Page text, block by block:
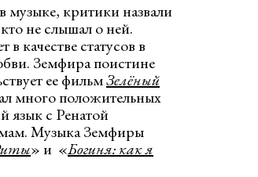
критики назвали
не слышал о ней.
качестве статусов в
Земфира поистине
ее фильмЗелёный
много положительных
язык с Ренатой
Музыка Земфиры
» и «Богиня: как я